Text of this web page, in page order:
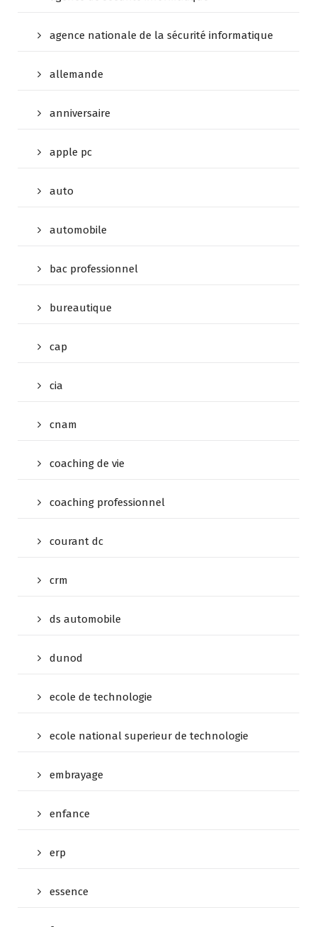
agence nationale de la sécurité informatique
allemande
anniversaire
apple pc
auto
automobile
bac professionnel
bureautique
cap
cia
cnam
coaching de vie
coaching professionnel
courant dc
crm
ds automobile
dunod
ecole de technologie
ecole national superieur de technologie
embrayage
enfance
erp
essence